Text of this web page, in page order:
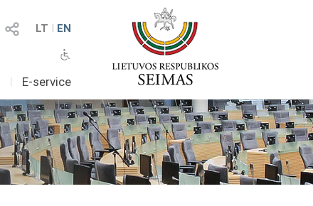
LT I EN
I E-service